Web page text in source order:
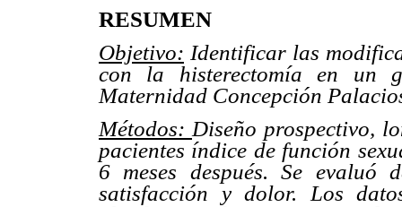
RESUMEN
Objetivo: Identificar las
con la histerectomía en un
Maternidad Concepción
Métodos: Diseño prospectivo,
pacientes índice de función
6 meses después. Se evaluó
satisfacción y dolor. Los